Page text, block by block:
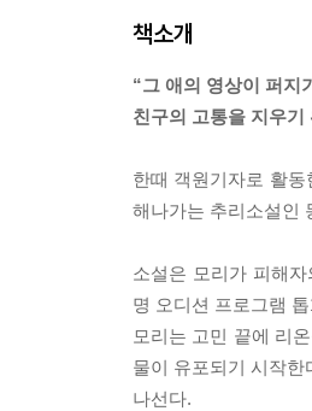
책소개
“그 애의 영상이 퍼지
친구의 고통을 지우
한때 객원기자로 활
해나가는 추리소설인
소설은 모리가 피해
명 오디션 프로그램
모리는 고민 끝에 리
물이 유포되기 시작
나선다.